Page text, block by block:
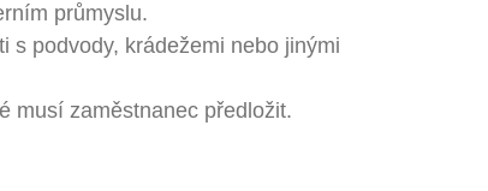
průmyslu.
s podvody, krádežemi nebo jinými
musí zaměstnanec předložit.